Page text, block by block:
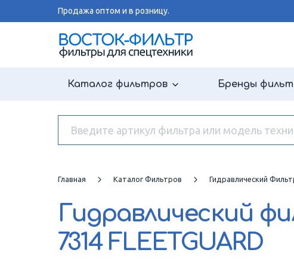
Продажа оптом и в розницу.
Каталог фильтров Бренды
Главная Каталог Фильтров Гидравлический
Гидравлический
7314 FLEETGUARD